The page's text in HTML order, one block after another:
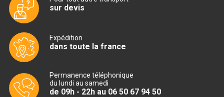
TABLE RÉFRIGÉRÉE
TABLE 600
sur devis
Expédition
dans toute la france
Permanence téléphonique
du lundi au samedi
de 09h - 22h au 06 50 67 94 50